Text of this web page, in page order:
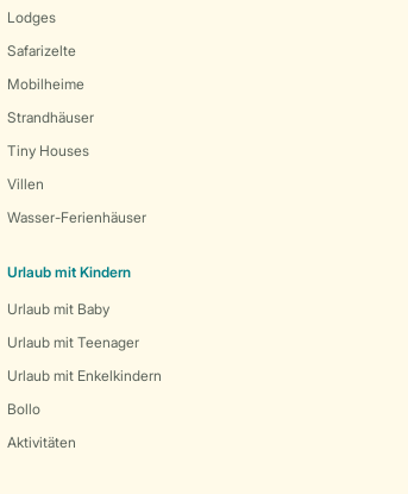
Lodges
Safarizelte
Mobilheime
Strandhäuser
Tiny Houses
Villen
Wasser-Ferienhäuser
Urlaub mit Kindern
Urlaub mit Baby
Urlaub mit Teenager
Urlaub mit Enkelkindern
Bollo
Aktivitäten